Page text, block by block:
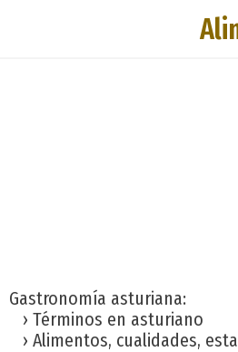
Gastronomía asturiana:
› Términos en asturiano
› Alimentos, cualidades,